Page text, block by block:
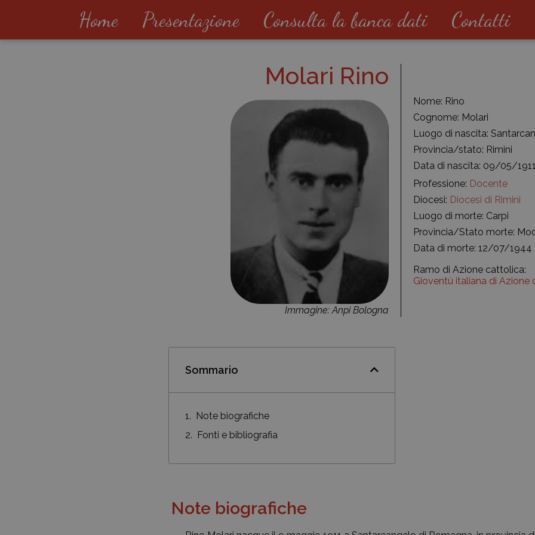
Home Presentazione Consulta la banca dati Contatti
Molari Rino
Immagine: Anpi Bologna
Nome: Rino
Cognome: Molari
Luogo di nascita:
Provincia/stato: Rimini
Data di nascita: 09/05/1911
Professione: Docente
Diocesi: Diocesi di Rimini
Luogo di morte: Carpi
Provincia/Stato morte:
Data di morte: 12/07/1944
Ramo di Azione cattolica:
Gioventù italiana di Azione
Sommario
Note biografiche
Fonti e bibliografia
Note biografiche